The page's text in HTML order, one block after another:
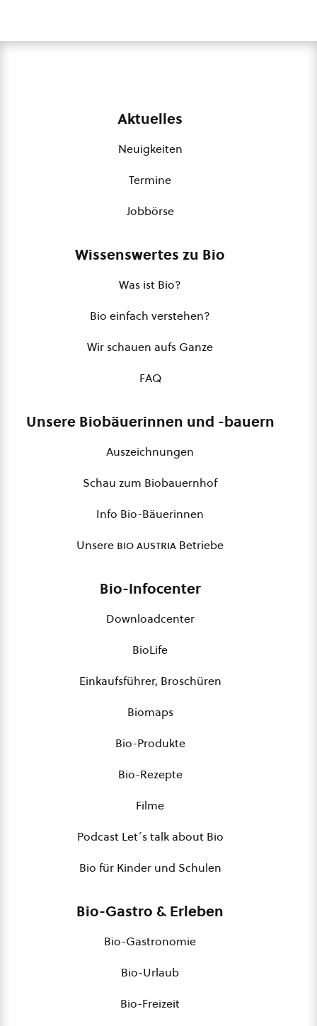
Aktuelles
Neuigkeiten
Termine
Jobbörse
Wissenswertes zu Bio
Was ist Bio?
Bio einfach verstehen?
Wir schauen aufs Ganze
FAQ
Unsere Biobäuerinnen und -bauern
Auszeichnungen
Schau zum Biobauernhof
Info Bio-Bäuerinnen
Unsere bio austria Betriebe
Bio-Infocenter
Downloadcenter
BioLife
Einkaufsführer, Broschüren
Biomaps
Bio-Produkte
Bio-Rezepte
Filme
Podcast Let´s talk about Bio
Bio für Kinder und Schulen
Bio-Gastro & Erleben
Bio-Gastronomie
Bio-Urlaub
Bio-Freizeit